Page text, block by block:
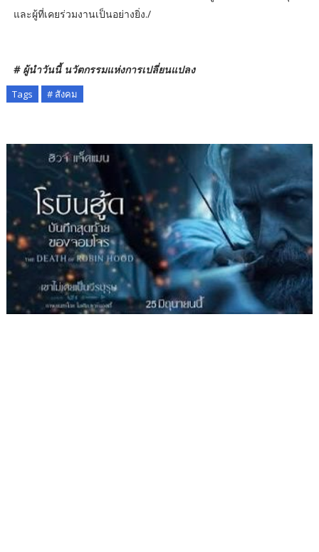
และผู้ที่เคยร่วมงานเป็นอย่างยิ่ง./
# ผู้นำวันนี้ นวัตกรรมแห่งการเปลี่ยนแปลง
Tags # สังคม